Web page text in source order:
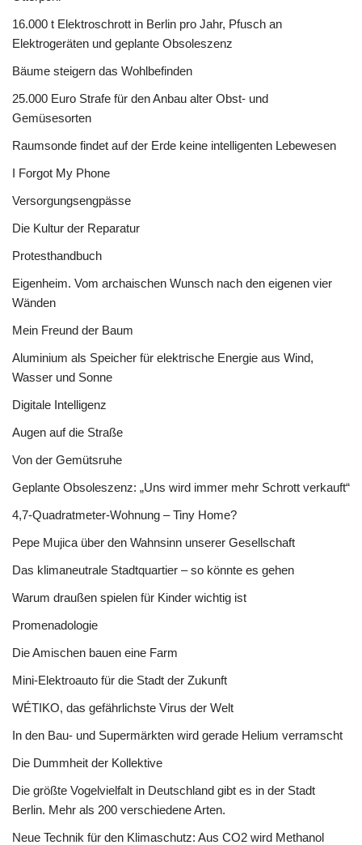
16.000 t Elektroschrott in Berlin pro Jahr, Pfusch an
Elektrogeräten und geplante Obsoleszenz
Bäume steigern das Wohlbefinden
25.000 Euro Strafe für den Anbau alter Obst- und
Gemüsesorten
Raumsonde findet auf der Erde keine intelligenten Lebewesen
I Forgot My Phone
Versorgungsengpässe
Die Kultur der Reparatur
Protesthandbuch
Eigenheim. Vom archaischen Wunsch nach den eigenen vier
Wänden
Mein Freund der Baum
Aluminium als Speicher für elektrische Energie aus Wind,
Wasser und Sonne
Digitale Intelligenz
Augen auf die Straße
Von der Gemütsruhe
Geplante Obsoleszenz: „Uns wird immer mehr Schrott verkauft“
4,7-Quadratmeter-Wohnung – Tiny Home?
Pepe Mujica über den Wahnsinn unserer Gesellschaft
Das klimaneutrale Stadtquartier – so könnte es gehen
Warum draußen spielen für Kinder wichtig ist
Promenadologie
Die Amischen bauen eine Farm
Mini-Elektroauto für die Stadt der Zukunft
WÉTIKO, das gefährlichste Virus der Welt
In den Bau- und Supermärkten wird gerade Helium verramscht
Die Dummheit der Kollektive
Die größte Vogelvielfalt in Deutschland gibt es in der Stadt
Berlin. Mehr als 200 verschiedene Arten.
Neue Technik für den Klimaschutz: Aus CO2 wird Methanol